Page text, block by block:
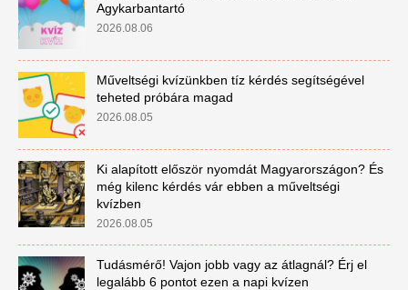
Agykarbantartó
2026.08.06
Műveltségi kvízünkben tíz kérdés segítségével
teheted próbára magad
2026.08.05
Ki alapított először nyomdát Magyarországon? És
még kilenc kérdés vár ebben a műveltségi
kvízben
2026.08.05
Tudásmérő! Vajon jobb vagy az átlagnál? Érj el
legalább 6 pontot ezen a napi kvízen